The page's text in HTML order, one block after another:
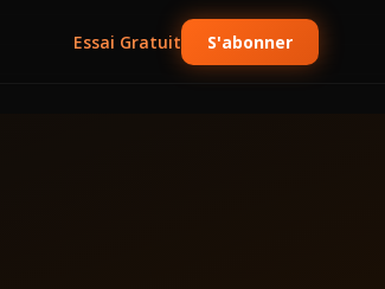
Essai Gratuit S'abonner